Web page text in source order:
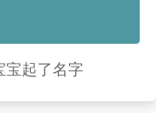
宝起了名字